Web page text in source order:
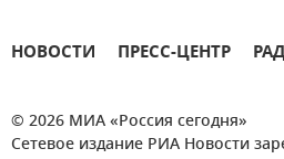
НОВОСТИ ПРЕСС-ЦЕНТР
© 2026 МИА «Россия сегодня»
Сетевое издание РИА Новости